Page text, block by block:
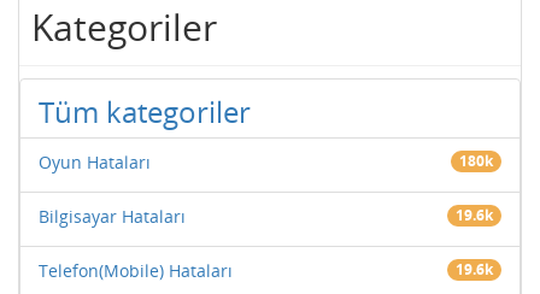
Kategoriler
Tüm kategoriler
Oyun Hataları 180k
Bilgisayar Hataları 19.6k
Telefon(Mobile) Hataları 19.6k